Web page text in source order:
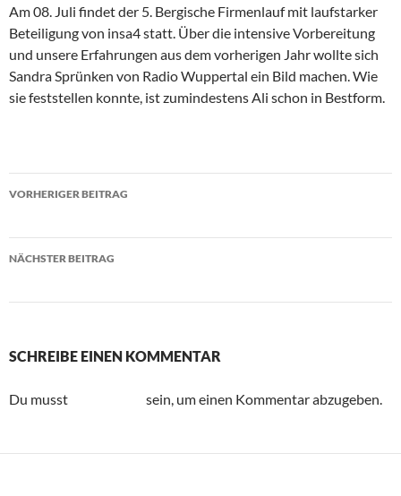
Am 08. Juli findet der 5. Bergische Firmenlauf mit laufstarker
Beteiligung von insa4 statt. Über die intensive Vorbereitung
und unsere Erfahrungen aus dem vorherigen Jahr wollte sich
Sandra Sprünken von Radio Wuppertal ein Bild machen. Wie
sie feststellen konnte, ist zumindestens Ali schon in Bestform.
VORHERIGER BEITRAG
NÄCHSTER BEITRAG
SCHREIBE EINEN KOMMENTAR
Du musst sein, um einen Kommentar abzugeben.